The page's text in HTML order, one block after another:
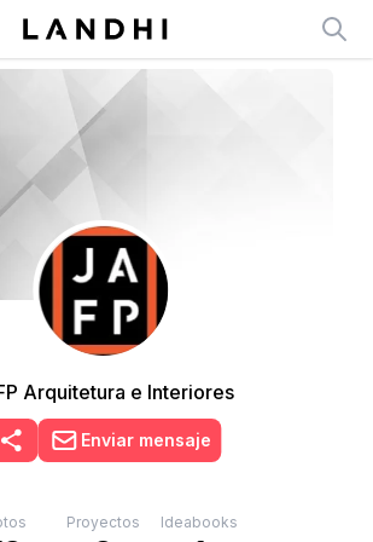
Arquitetura e Interiores
Enviar mensaje
Proyectos Ideabooks